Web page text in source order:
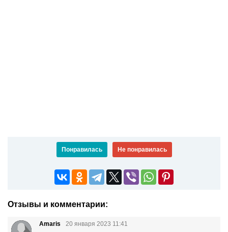
Понравилась Не понравилась
Отзывы и комментарии:
Amaris
20 января 2023 11:41